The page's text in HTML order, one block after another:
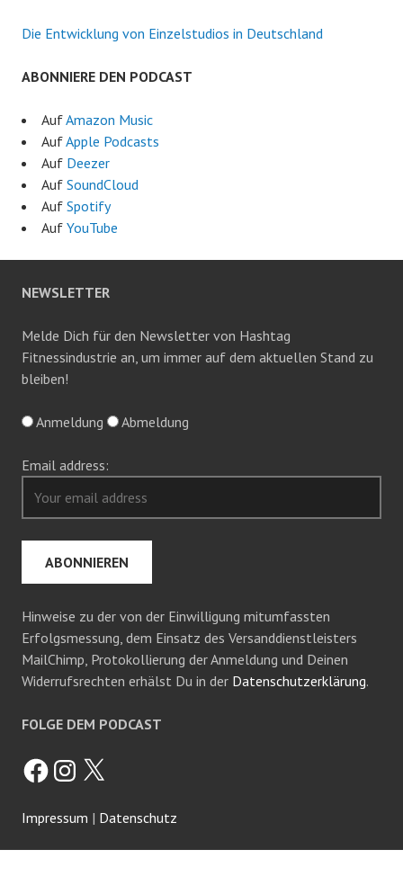
Die Entwicklung von Einzelstudios in Deutschland
ABONNIERE DEN PODCAST
AufAmazon Music
AufApple Podcasts
Auf Deezer
Auf SoundCloud
Auf Spotify
Auf YouTube
NEWSLETTER
Melde Dich für den Newsletter von Hashtag
Fitnessindustrie an, um immer auf dem aktuellen Stand zu
bleiben!
Anmeldung Abmeldung
Email address:
Hinweise zu der von der Einwilligung mitumfassten
Erfolgsmessung, dem Einsatz des Versanddienstleisters
MailChimp, Protokollierung der Anmeldung und Deinen
Widerrufsrechten erhälst Du in der Datenschutzerklärung.
FOLGE DEM PODCAST
FacebookInstagram
X
Impressum | Datenschutz